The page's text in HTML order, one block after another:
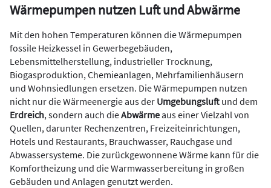
Wärmepumpen nutzen Luft und Abwärme
Mit den hohen Temperaturen können die Wärmepumpen
fossile Heizkessel in Gewerbegebäuden,
Lebensmittelherstellung, industrieller Trocknung,
Biogasproduktion, Chemieanlagen, Mehrfamilienhäusern
und Wohnsiedlungen ersetzen. Die Wärmepumpen nutzen
nicht nur die Wärmeenergie aus der Umgebungsluft und dem
Erdreich, sondern auch dieAbwärmeaus einer Vielzahl von
Quellen, darunter Rechenzentren, Freizeiteinrichtungen,
Hotels und Restaurants, Brauchwasser, Rauchgase und
Abwassersysteme. Die zurückgewonnene Wärme kann für die
Komfortheizung und die Warmwasserbereitung in großen
Gebäuden und Anlagen genutzt werden.